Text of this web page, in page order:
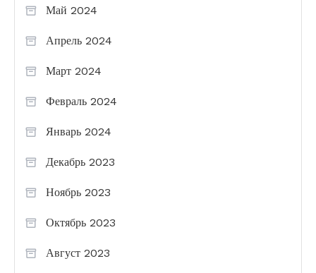
Май 2024
Апрель 2024
Март 2024
Февраль 2024
Январь 2024
Декабрь 2023
Ноябрь 2023
Октябрь 2023
Август 2023